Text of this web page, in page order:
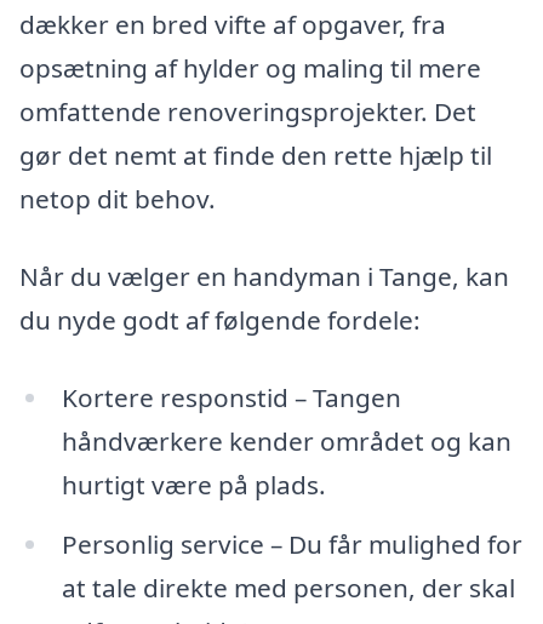
dækker en bred vifte af opgaver, fra
opsætning af hylder og maling til mere
omfattende renoveringsprojekter. Det
gør det nemt at finde den rette hjælp til
netop dit behov.
Når du vælger en handyman i Tange, kan
du nyde godt af følgende fordele:
Kortere responstid – Tangen
håndværkere kender området og kan
hurtigt være på plads.
Personlig service – Du får mulighed for
at tale direkte med personen, der skal